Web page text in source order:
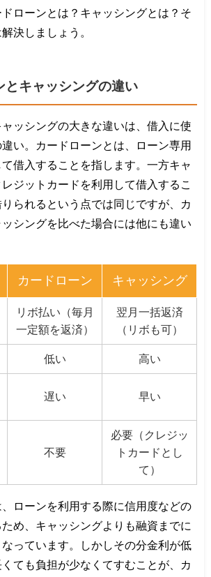
ローンとは？キャッシングとは？そ
決しましょう。
とキャッシングの違い
ッシングの大きな違いは、借入に使
い。カードローンとは、ローン専用
借入することを指します。一方キャ
ジットカードを利用して借入するこ
られるという点では同じですが、カ
シングを比べた場合には他にも違い
カードローン キャッシング
リボ払い（毎月
一定額を返済）
翌月一括返済
（リボも可）
低い 高い
遅い 早い
不要
必要（クレジッ
トカードとし
て）
ローンを利用する際に信用度などの
め、キャッシングよりも融資までに
っています。しかしその分金利が低
ても負担が少なくてすむことが、カ